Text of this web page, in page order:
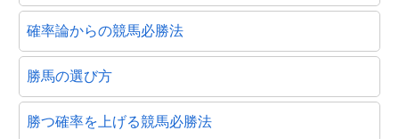
確率論からの競馬必勝法
勝馬の選び方
勝つ確率を上げる競馬必勝法